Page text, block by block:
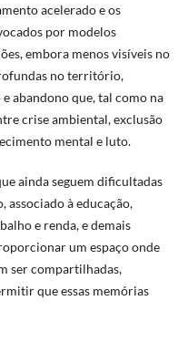
acelerado e os
por modelos
embora menos visíveis no
no território,
abandono que, tal como na
crise ambiental, exclusão
mental e luto.
ainda seguem dificultadas
associado à educação,
e renda, e demais
um espaço onde
ser compartilhadas,
que essas memórias